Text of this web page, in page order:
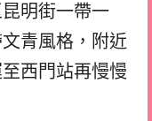
明街一帶一
青風格，附近
西門站再慢慢